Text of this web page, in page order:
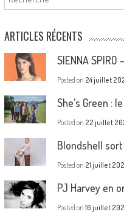
ARTICLES RÉCENTS
SIENNA
Posted on 24 juillet
She’s Green :
Posted on 22 juillet
Blondshell
Posted on 21 juillet
PJ Harvey en
Posted on 16 juillet